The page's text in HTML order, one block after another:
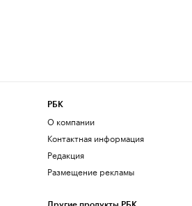
РБК
О компании
Контактная информация
Редакция
Размещение рекламы